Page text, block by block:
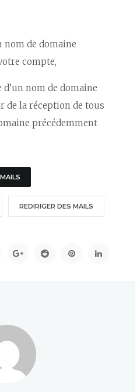
nom de domaine
compte,
d’un nom de domaine
de la réception de tous
précédemment
REDIRIGER DES MAILS